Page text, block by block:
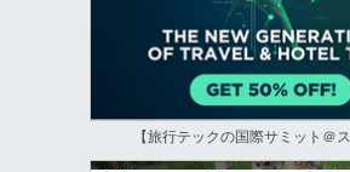
【旅行テックの国際サミット＠ス